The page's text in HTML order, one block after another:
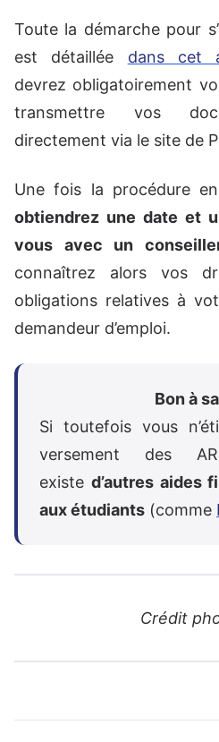
Toute la démarche pour
est détaillée dans cet
devrez obligatoirement
transmettre vos
directement via le site de
Une fois la procédure
obtiendrez une date et
vous avec un
connaîtrez alors vos
obligations relatives à
demandeur d’emploi.
Bon à
Si toutefois vous
versement des
existe d’autres aides
aux étudiants (comme
Crédit